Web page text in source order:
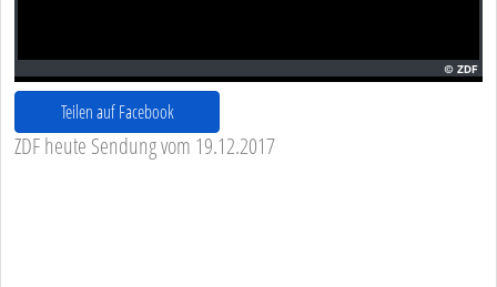
Teilen auf Facebook
ZDF heute Sendung vom 19.12.2017